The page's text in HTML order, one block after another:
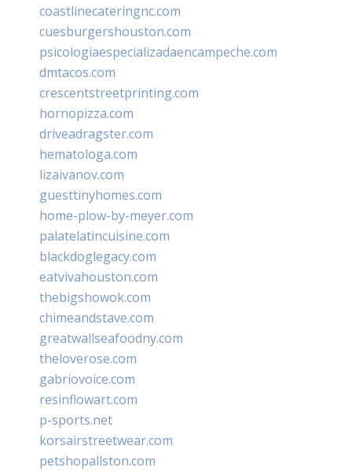
coastlinecateringnc.com
cuesburgershouston.com
psicologiaespecializadaencampeche.com
dmtacos.com
crescentstreetprinting.com
hornopizza.com
driveadragster.com
hematologa.com
lizaivanov.com
guesttinyhomes.com
home-plow-by-meyer.com
palatelatincuisine.com
blackdoglegacy.com
eatvivahouston.com
thebigshowok.com
chimeandstave.com
greatwallseafoodny.com
theloverose.com
gabriovoice.com
resinflowart.com
p-sports.net
korsairstreetwear.com
petshopallston.com